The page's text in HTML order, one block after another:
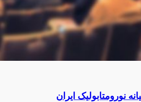
نورومتابولیک ایران